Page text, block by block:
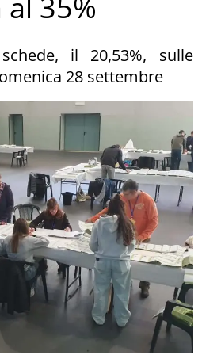
35%
il 20,53%, sulle
28 settembre